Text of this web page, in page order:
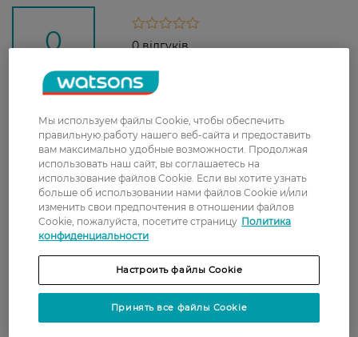
0
З 0 відгуків
0 відгуків
Доставка
Новая почта
В отделение Новой почты - 99 грн, бесплатно
от 699 грн
Укрпочта
Стоимость доставки – 79 грн, бесплатная
доставка от – 599 грн
Забрать сегодня в магазине Watsons
Стоимость доставки – 0 грн
Мы используем файлы Cookie, чтобы обеспечить
правильную работу нашего веб-сайта и предоставить
вам максимально удобные возможности. Продолжая
использовать наш сайт, вы соглашаетесь на
использование файлов Cookie. Если вы хотите узнать
больше об использовании нами файлов Cookie и/или
изменить свои предпочтения в отношении файлов
Cookie, пожалуйста, посетите страницу Политика
конфиденциальности
Настроить файлы Cookie
Принять все файлы Cookie